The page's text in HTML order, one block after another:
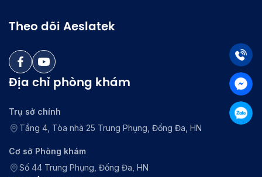
Theo dõi Aeslatek
Địa chỉ phòng khám
Trụ sở chính
Tầng 4, Tòa nhà 25 Trung Phụng, Đống Đa, HN
Cơ sở Phòng khám
Số 44 Trung Phụng, Đống Đa, HN